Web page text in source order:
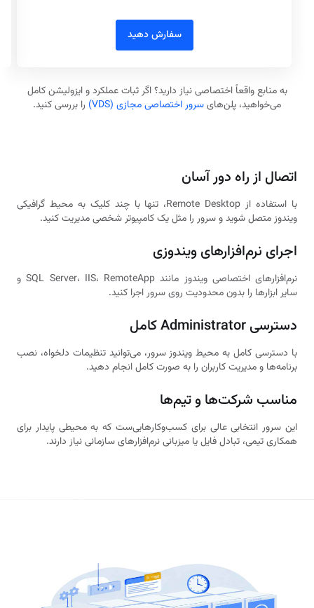
سفارش دهید
به منابع واقعاً اختصاصی نیاز دارید؟ اگر ثبات عملکرد و ایزولیشن کامل
می‌خواهید، پلن‌هایسرور اختصاصی مجازی (VDS) را بررسی کنید.
اتصال از راه دور آسان
با استفاده از Remote Desktop، تنها با چند کلیک به محیط گرافیکی
ویندوز متصل شوید و سرور را مثل یک کامپیوتر شخصی مدیریت کنید.
اجرای نرم‌افزارهای ویندوزی
نرم‌افزارهای اختصاصی ویندوز مانند SQL Server، IIS، RemoteApp و
سایر ابزارها را بدون محدودیت روی سرور اجرا کنید.
دسترسی Administrator کامل
با دسترسی کامل به محیط ویندوز سرور، می‌توانید تنظیمات دلخواه، نصب
برنامه‌ها و مدیریت کاربران را به‌ صورت کامل انجام دهید.
مناسب شرکت‌ها و تیم‌ها
این سرور انتخابی عالی برای کسب‌وکارهایی‌ست که به محیطی پایدار برای
همکاری تیمی، تبادل فایل یا میزبانی نرم‌افزارهای سازمانی نیاز دارند.